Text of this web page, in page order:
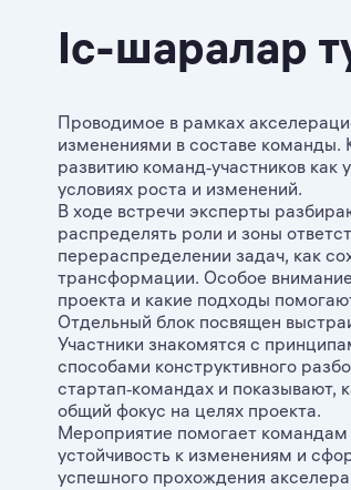
Іс-шаралар
Проводимое в рамках
изменениями в составе
развитию команд‑участников
условиях роста и изменений.
В ходе встречи эксперты
распределять роли и зоны
перераспределении задач, как
трансформации. Особое внимание
проекта и какие подходы
Отдельный блок посвящен
Участники знакомятся с
способами конструктивного
стартап‑командах и показывают,
общий фокус на целях проекта.
Мероприятие помогает командам
устойчивость к изменениям и
успешного прохождения